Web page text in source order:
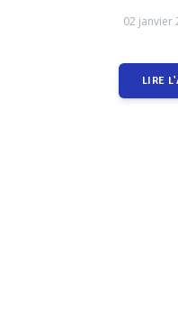
02 janvier
LIRE